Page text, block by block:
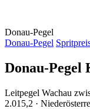
Donau-Pegel
Donau-Pegel
Donau-Pegel
Leitpegel Wachau
2.015,2 ·